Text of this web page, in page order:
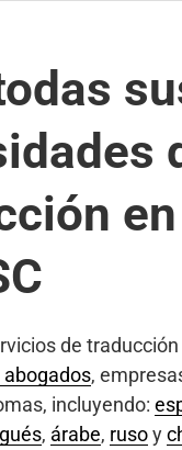
de
,
incluyendo:
, árabe, rusoy